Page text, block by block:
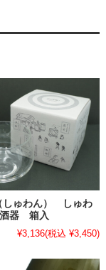
しゅわん） しゅわ
器 箱入
¥3,136(税込 ¥3,450)